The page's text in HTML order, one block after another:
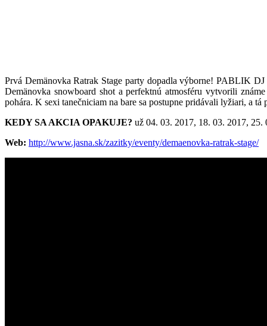
Prvá Demänovka Ratrak Stage party dopadla výborne! PABLIK
Demänovka snowboard shot a perfektnú atmosféru vytvorili
pohára. K sexi tanečniciam na bare sa postupne pridávali lyžiari, a
KEDY SA AKCIA OPAKUJE? už 04. 03. 2017, 18. 03. 2017, 25.
Web: http://www.jasna.sk/zazitky/eventy/demaenovka-ratrak-stage/